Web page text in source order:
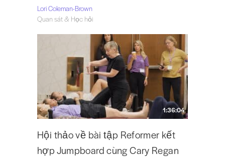
Lori Coleman-Brown
Quan sát & Học hỏi
1:36:04
Hội thảo về bài tập Reformer kết
hợp Jumpboard cùng Cary Regan